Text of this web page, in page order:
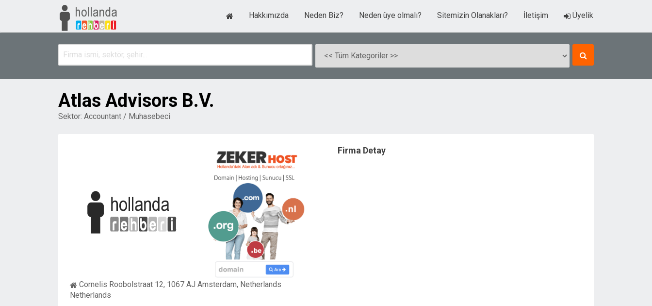
Hakkımızda Neden Biz? Neden üye olmalı? Sitemizin Olanakları? İletişim Üyelik
Atlas Advisors B.V.
Sektor: Accountant / Muhasebeci
Cornelis Roobolstraat 12, 1067 AJ Amsterdam, Netherlands
Netherlands
Firma Detay